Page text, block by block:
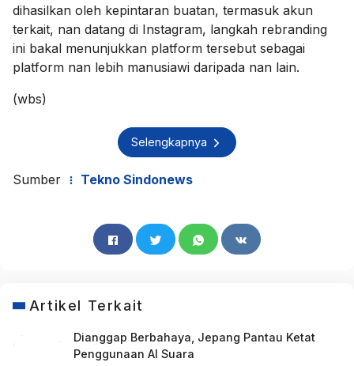
dihasilkan oleh kepintaran buatan, termasuk akun
terkait, nan datang di Instagram, langkah rebranding
ini bakal menunjukkan platform tersebut sebagai
platform nan lebih manusiawi daripada nan lain.
(wbs)
Selengkapnya
Sumber Tekno Sindonews
Artikel Terkait
Dianggap Berbahaya, Jepang Pantau Ketat
Penggunaan AI Suara